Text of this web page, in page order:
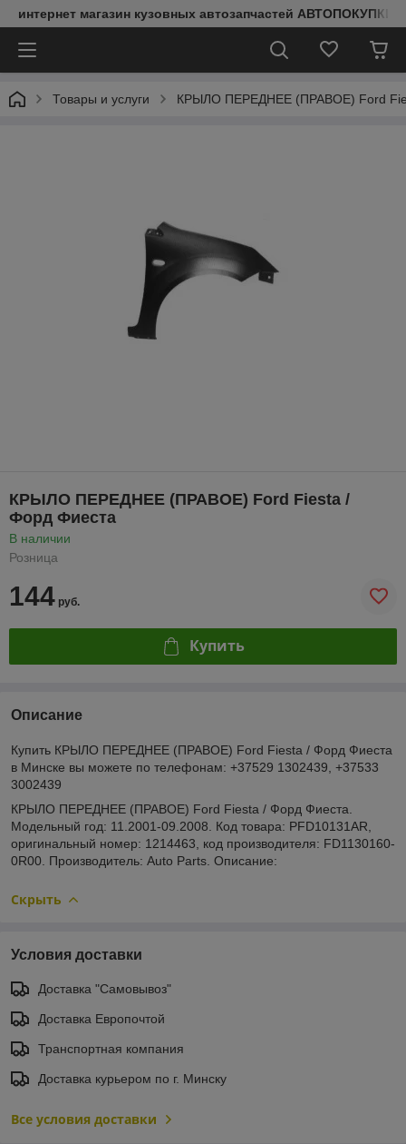
интернет магазин кузовных автозапчастей АВТОПОКУПКИ
Товары и услуги КРЫЛО ПЕРЕДНЕЕ (ПРАВОЕ) Ford
КРЫЛО ПЕРЕДНЕЕ (ПРАВОЕ) Ford Fiesta /
Форд Фиеста
В наличии
Розница
144 руб.
Купить
Описание
Купить КРЫЛО ПЕРЕДНЕЕ (ПРАВОЕ) Ford Fiesta / Форд Фиеста
в Минске вы можете по телефонам: +37529 1302439, +37533
3002439
КРЫЛО ПЕРЕДНЕЕ (ПРАВОЕ) Ford Fiesta / Форд Фиеста.
Модельный год: 11.2001-09.2008. Код товара: PFD10131AR,
оригинальный номер: 1214463, код производителя: FD1130160-
0R00. Производитель: Auto Parts. Описание:
Скрыть
Условия доставки
Доставка "Самовывоз"
Доставка Европочтой
Транспортная компания
Доставка курьером по г. Минску
Все условия доставки